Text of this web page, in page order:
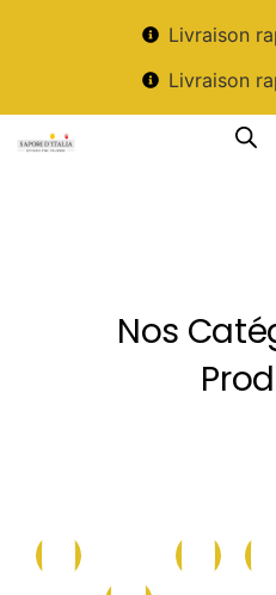
Livraison
Livraison
Nos
La
Boutique
Conserves
Produits
Salée